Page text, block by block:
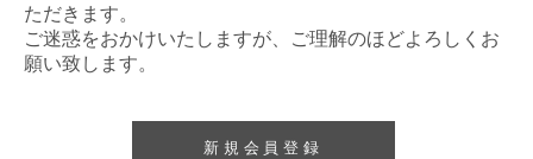
ただきます。
ご迷惑をおかけいたしますが、ご理解のほどよろしくお
願い致します。
新規会員登録